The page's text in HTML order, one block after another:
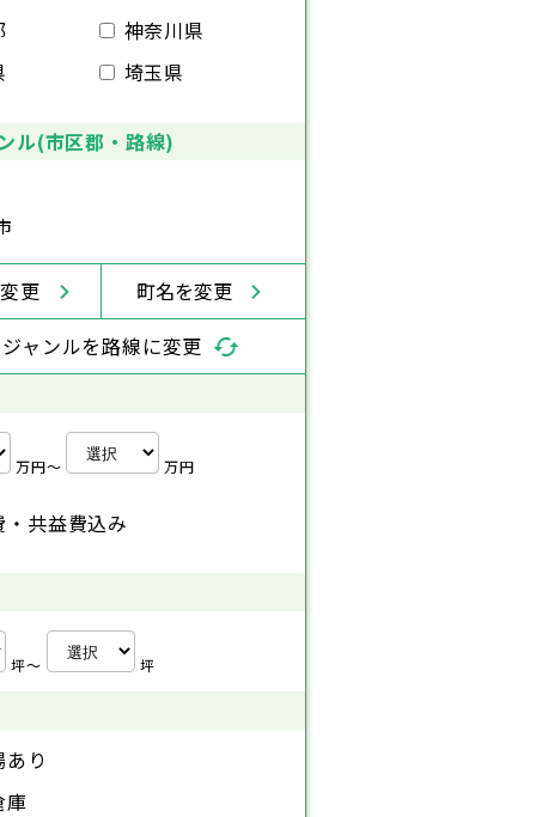
神奈川県
埼玉県
ル(市区郡・路線)
更
町名を変更
ャンルを路線に変更
万円〜 万円
・共益費込み
坪〜 坪
り
庫